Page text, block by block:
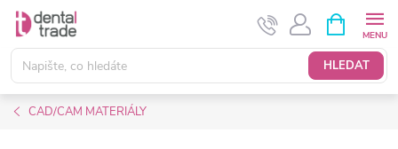
Přejít
obsah
HLEDAT
NÁKUPNÍ
KOŠÍK
CAD/CAM MATERIÁLY